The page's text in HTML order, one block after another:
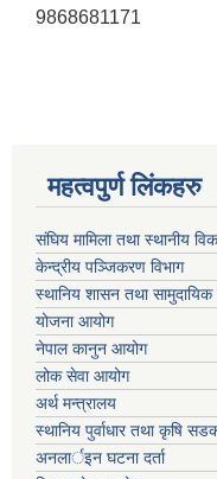
9868681171
महत्वपुर्ण लिंकहरु
संघिय मामिला तथा स्थानीय
केन्द्रीय पञ्जिकरण विभाग
स्थानिय शासन तथा
योजना आयोग
नेपाल कानुन आयोग
लोक सेवा आयोग
अर्थ मन्त्रालय
स्थानिय पुर्वाधार तथा कृषि
अनलार्इन घटना दर्ता